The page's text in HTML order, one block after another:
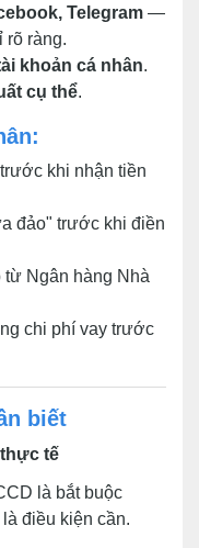
Telegram —
rõ ràng.
khoản cá nhân.
cụ thể.
khi nhận tiền
đảo" trước khi điền
Ngân hàng Nhà
chi phí vay trước
biết
tế
là bắt buộc
điều kiện cần.